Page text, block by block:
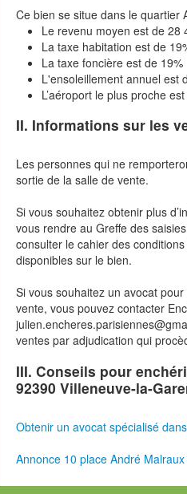
Ce bien se situe dans le quartier
Le revenu moyen est de 28
La taxe habitation est de
La taxe foncière est de 19%
L'ensoleillement annuel est
L’aéroport le plus proche
II. Informations sur les
Les personnes qui ne
sortie de la salle de vente.
Si vous souhaitez obtenir plus
vous rendre au Greffe des
consulter le cahier des
disponibles sur le bien.
Si vous souhaitez un avocat
vente, vous pouvez contacter
ventes par adjudication qui
III. Conseils pour
92390 Villeneuve-la-
Obtenir un avocat spécialisé
Annonce 10 place André